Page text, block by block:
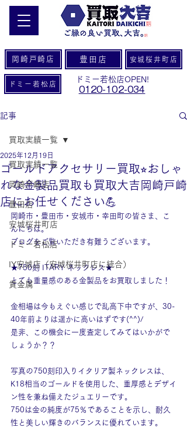
岡崎戸崎店 豊田店 安城桜井町店
ドミー若松店
ドミー若松店OPEN!
0120-102-034
記事
買取実績一覧
岡崎戸崎店
豊田店
安城桜井町店
ドミー若松店
IY安城店（安城桜井町店に統合）
貴金属
買取実績一覧
ゴールドアクセサリー買取⭐︎おしゃ
れな金製品買取も買取大吉岡崎戸崎
店にお任せください💪
2025年12月19日
岡崎市・豊田市・安城市・幸田町の皆さま、こ
んにちは。
ブログをご覧いただき有難うございます。
★750刻 ITARY ネックレス★
とても重量感のある金製品をお買取しました！
金相場は今もえぐい感じで乱高下中ですが、30-
40年前よりは遥かに高いはずです(^^)/
是非、この機会に一度査定してみてはいかがで
しょうか？？
写真の750刻印入りイタリア製ネックレスは、
K18相当のゴールドを使用した、重厚感とデザイ
ン性を兼ね備えたジュエリーです。
750は金の純度が75％であることを示し、耐久
性と美しい輝きのバランスに優れています。